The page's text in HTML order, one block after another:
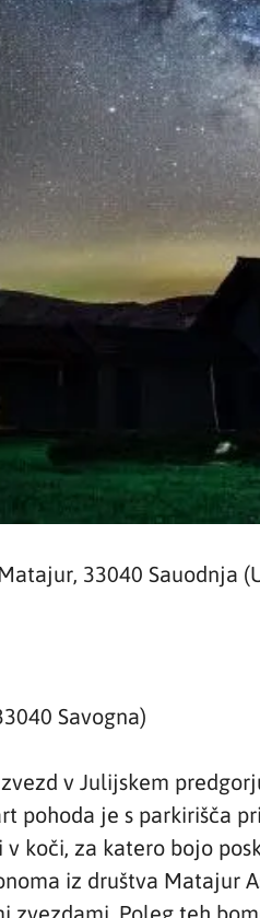
33040 Sauodnja
Savogna)
v Julijskem
pohoda je s parkirišča
koči, za katero bojo
iz društva Matajur